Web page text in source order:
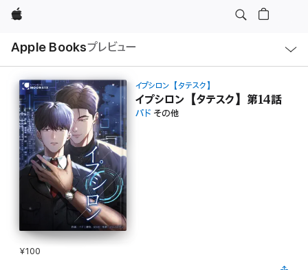
Apple
Apple Booksプレビュー
ル
イプシロン【タテスク】
イプシロン【タテスク】第14話
パド その他
¥100